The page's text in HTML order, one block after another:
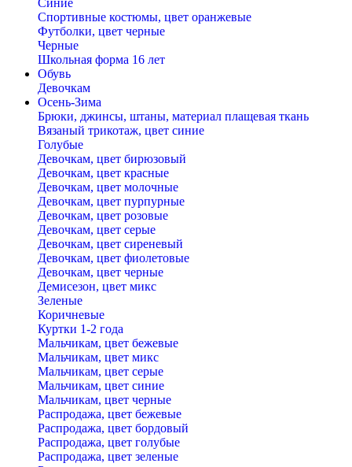
Синие
Спортивные костюмы, цвет оранжевые
Футболки, цвет черные
Черные
Школьная форма 16 лет
Обувь
Девочкам
Осень-Зима
Брюки, джинсы, штаны, материал плащевая ткань
Вязаный трикотаж, цвет синие
Голубые
Девочкам, цвет бирюзовый
Девочкам, цвет красные
Девочкам, цвет молочные
Девочкам, цвет пурпурные
Девочкам, цвет розовые
Девочкам, цвет серые
Девочкам, цвет сиреневый
Девочкам, цвет фиолетовые
Девочкам, цвет черные
Демисезон, цвет микс
Зеленые
Коричневые
Куртки 1-2 года
Мальчикам, цвет бежевые
Мальчикам, цвет микс
Мальчикам, цвет серые
Мальчикам, цвет синие
Мальчикам, цвет черные
Распродажа, цвет бежевые
Распродажа, цвет бордовый
Распродажа, цвет голубые
Распродажа, цвет зеленые